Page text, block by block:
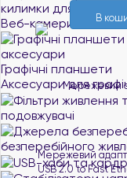
килимки для мишок
Веб-камери
аксесуари
Графічні планшети
Аксесуари для
подовжувачі
безперебійного
В
Мережевий
USB 2.0 to Fast